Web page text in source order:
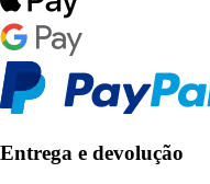
Entrega e devolução